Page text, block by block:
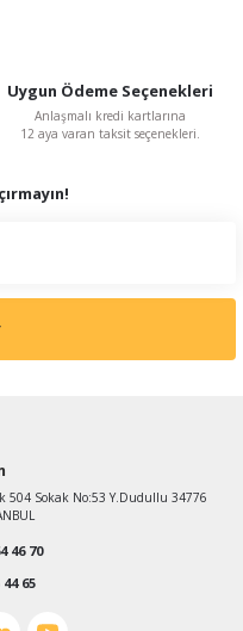
Uygun Ödeme Seçenekleri
Anlaşmalı kredi kartlarına
12 aya varan taksit seçenekleri.
504 Sokak No:53 Y.Dudullu 34776
46 70
44 65